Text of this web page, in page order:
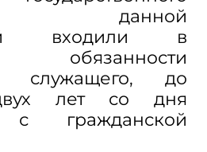
данной
входили в
обязанности
служащего, до
лет со дня
с гражданской